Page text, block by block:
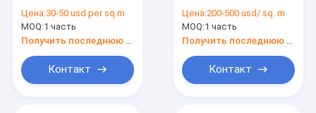
с печатным
монтажом
изготовляя
законченное ОСП
поверхностное
Цена:30-50 usd per sq.m
MOQ:1 часть
Контакт
металла
электрическое и
механическое
характеристик Пкбс
платы с печатным
монтажом
Цена:200-500 usd/ sq. m
MOQ:1 часть
Контакт